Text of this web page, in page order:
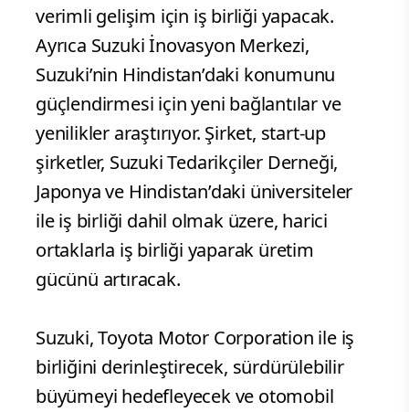
verimli gelişim için iş birliği yapacak.
Ayrıca Suzuki İnovasyon Merkezi,
Suzuki’nin Hindistan’daki konumunu
güçlendirmesi için yeni bağlantılar ve
yenilikler araştırıyor. Şirket, start-up
şirketler, Suzuki Tedarikçiler Derneği,
Japonya ve Hindistan’daki üniversiteler
ile iş birliği dahil olmak üzere, harici
ortaklarla iş birliği yaparak üretim
gücünü artıracak.
Suzuki, Toyota Motor Corporation ile iş
birliğini derinleştirecek, sürdürülebilir
büyümeyi hedefleyecek ve otomobil